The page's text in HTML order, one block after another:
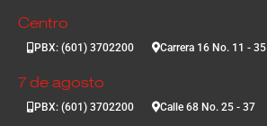
Centro
PBX: (601) 3702200 Carrera 16 No. 11 - 35
7 de agosto
PBX: (601) 3702200 Calle 68 No. 25 - 37